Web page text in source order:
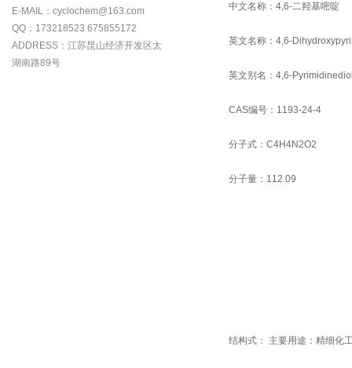
E-MAIL：cyclochem@163.com
QQ：173218523 675855172
ADDRESS：江苏昆山经济开发区太
湖南路89号
中文名称：4,6-二羟基嘧啶
英文名称：4,6-
英文别名：4,6-
CAS编号：1193-24-4
分子式：C4H4N2O2
分子量：112.09
结构式： 主要用途：精细化